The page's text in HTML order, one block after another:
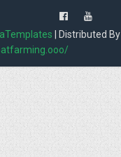
| Distributed By